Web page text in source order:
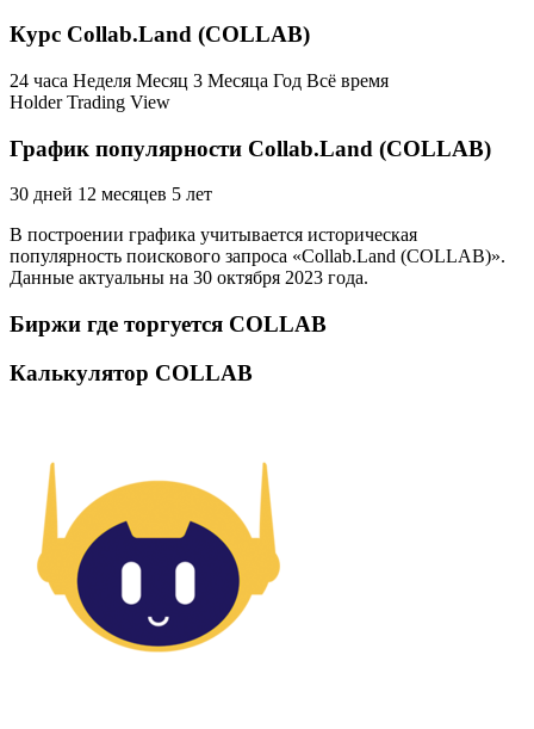
Курс Collab.Land (COLLAB)
24 часа Неделя Месяц 3 Месяца Год Всё время
Holder Trading View
График популярности Collab.Land (COLLAB)
30 дней 12 месяцев 5 лет
В построении графика учитывается историческая
популярность поискового запроса «Collab.Land (COLLAB)».
Данные актуальны на 30 октября 2023 года.
Биржи где торгуется COLLAB
Калькулятор COLLAB